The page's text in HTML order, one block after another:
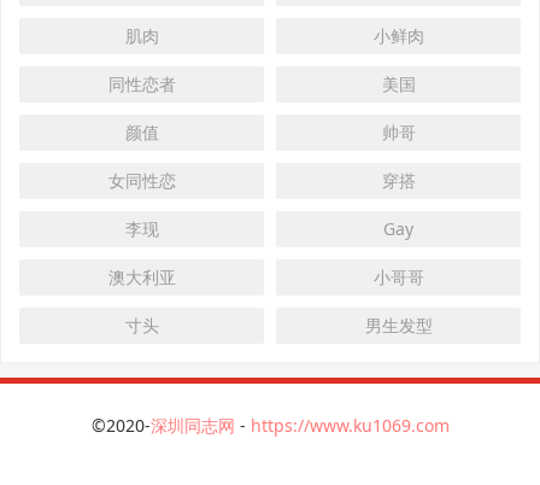
肌肉 小鲜肉
同性恋者 美国
颜值 帅哥
女同性恋 穿搭
李现 Gay
澳大利亚 小哥哥
寸头 男生发型
©2020-深圳同志网 - https://www.ku1069.com